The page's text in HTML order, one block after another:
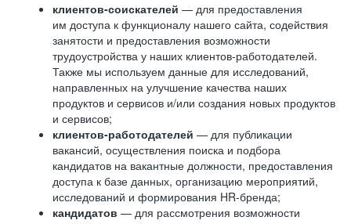
клиентов-соискателей — для предоставления
им доступа к функционалу нашего сайта, содействия
занятости и предоставления возможности
трудоустройства у наших клиентов-работодателей.
Также мы используем данные для исследований,
направленных на улучшение качества наших
продуктов и сервисов и/или создания новых продуктов
и сервисов;
клиентов-работодателей — для публикации
вакансий, осуществления поиска и подбора
кандидатов на вакантные должности, предоставления
доступа к базе данных, организацию мероприятий,
исследований и формирования HR-бренда;
кандидатов — для рассмотрения возможности